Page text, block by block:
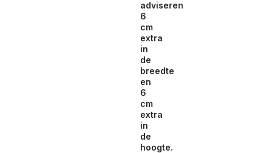
adviseren
6
cm
extra
in
de
breedte
en
6
cm
extra
in
de
hoogte.